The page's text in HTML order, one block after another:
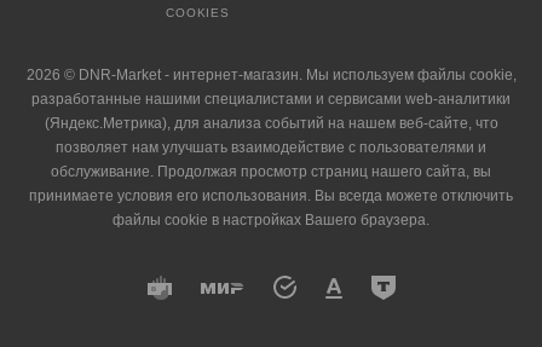
COOKIES
2026 © DNR-Market - интернет-магазин. Мы используем файлы cookie,
разработанные нашими специалистами и сервисами web-аналитики
(Яндекс.Метрика), для анализа событий на нашем веб-сайте, что
позволяет нам улучшать взаимодействие с пользователями и
обслуживание. Продолжая просмотр страниц нашего сайта, вы
принимаете условия его использования. Вы всегда можете отключить
файлы cookie в настройках Вашего браузера.